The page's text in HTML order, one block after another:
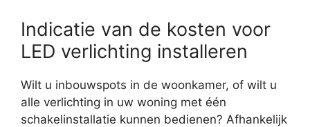
Indicatie van de kosten voor
LED verlichting installeren
Wilt u inbouwspots in de woonkamer, of wilt u
alle verlichting in uw woning met één
schakelinstallatie kunnen bedienen? Afhankelijk